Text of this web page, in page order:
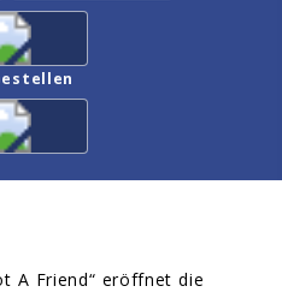
A Friend“ eröffnet die